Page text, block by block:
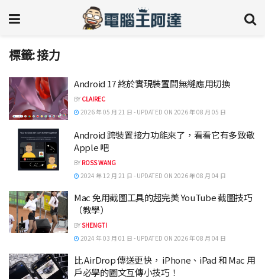
標籤:接力
Android 17 終於實現裝置間無縫應用切換
BY CLAIREC
2026 年 05 月 21 日 - UPDATED ON 2026 年 08 月 05 日
Android 跨裝置接力功能來了，看看它有多致敬
Apple 吧
BY ROSS WANG
2024 年 12 月 21 日 - UPDATED ON 2026 年 08 月 04 日
Mac 免用截圖工具的超完美 YouTube 截圖技巧
（教學）
BYSHENGTI
2024 年 03 月 01 日 - UPDATED ON 2026 年 08 月 04 日
比 AirDrop 傳送更快， iPhone、iPad 和 Mac 用
戶必學的圖文互傳小技巧！